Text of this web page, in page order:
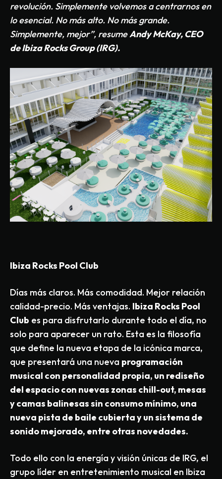
revolución. Simplemente volvemos a centrarnos en
lo esencial. No más alto. No más grande.
Simplemente, mejor”, resumeAndy McKay, CEO
de Ibiza Rocks Group (IRG).
Ibiza Rocks Pool Club
Días más claros. Más comodidad. Mejor relación
calidad-precio. Más ventajas. Ibiza Rocks Pool
Club es para disfrutarlo durante todo el día, no
solo para aparecer un rato. Esta es la filosofía
que define la nueva etapa de la icónica marca,
que presentará una nueva programación
musical con personalidad propia, un rediseño
del espacio con nuevas zonas chill-out, mesas
y camas balinesas sin consumo mínimo, una
nueva pista de baile cubierta y un sistema de
sonido mejorado, entre otras novedades.
Todo ello con la energía y visión únicas de IRG, el
grupo líder en entretenimiento musical en Ibiza